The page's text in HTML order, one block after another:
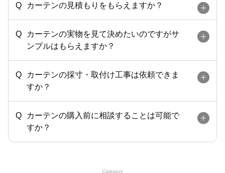
カーテンの見積もりをもらえますか？
カーテンの実物を見て決めたいのですがサ
ンプルはもらえますか？
カーテンの採寸・取付け工事は依頼できま
すか？
カーテンの購入前に相談することは可能で
すか？
Category